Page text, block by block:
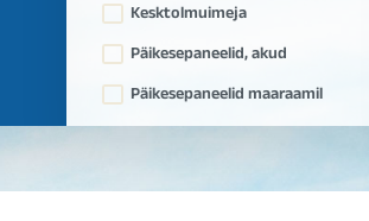
Kesktolmuimeja
Päikesepaneelid, akud
Päikesepaneelid maaraamil